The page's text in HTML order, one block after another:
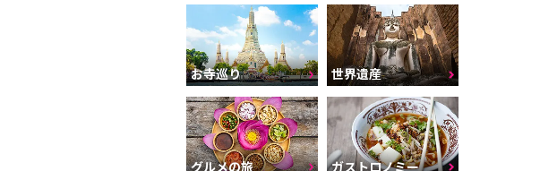
お寺巡り 世界遺産
グルメの旅 ガストロノミー